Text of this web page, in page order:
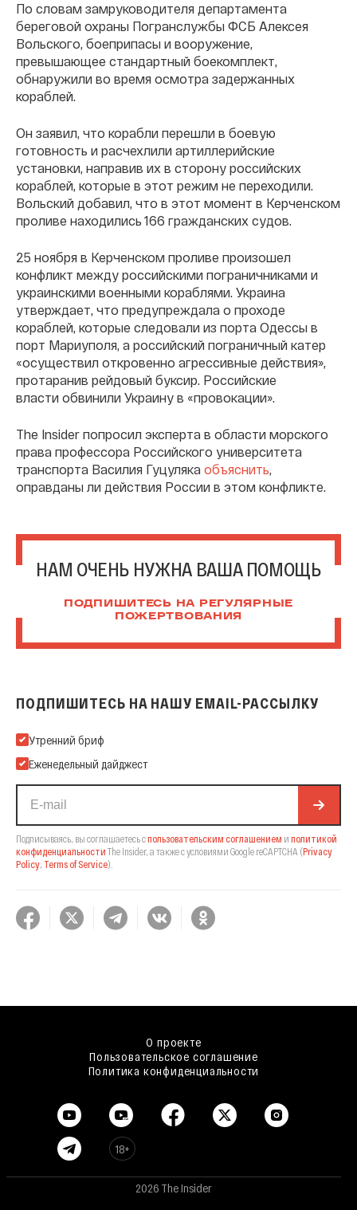
По словам замруководителя департамента
береговой охраны Погранслужбы ФСБ Алексея
Вольского, боеприпасы и вооружение,
превышающее стандартный боекомплект,
обнаружили во время осмотра задержанных
кораблей.
Он заявил, что корабли перешли в боевую
готовность и расчехлили артиллерийские
установки, направив их в сторону российских
кораблей, которые в этот режим не переходили.
Вольский добавил, что в этот момент в Керченском
проливе находились 166 гражданских судов.
25 ноября в Керченском проливе произошел
конфликт между российскими пограничниками и
украинскими военными кораблями. Украина
утверждает, что предупреждала о проходе
кораблей, которые следовали из порта Одессы в
порт Мариуполя, а российский пограничный катер
«осуществил откровенно агрессивные действия»,
протаранив рейдовый буксир. Российские
власти обвинили Украину в «провокации».
The Insider попросил эксперта в области морского
права профессора Российского университета
транспорта Василия Гуцуляка объяснить,
оправданы ли действия России в этом конфликте.
НАМ ОЧЕНЬ НУЖНА ВАША ПОМОЩЬ
ПОДПИШИТЕСЬ НА РЕГУЛЯРНЫЕ
ПОЖЕРТВОВАНИЯ
ПОДПИШИТЕСЬ НА НАШУ EMAIL-РАССЫЛКУ
Подпишитесь на нашу Email-рассылку
Утренний бриф
Еженедельный дайджест
Подписываясь, вы соглашаетесь спользовательским соглашением и политикой
конфиденциальности The Insider, а также с условиями Google reCAPTCHA (Privacy
Policy, Terms of Service).
О проекте
Пользовательское соглашение
Политика конфиденциальности
18+
2026 The Insider